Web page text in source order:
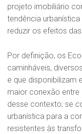
projeto imobiliário
tendência
reduzir os efeitos
Por definição, os
caminháveis,
e que disponibilizam
maior conexão entre
desse contexto, se
urbanística para a
resistentes às